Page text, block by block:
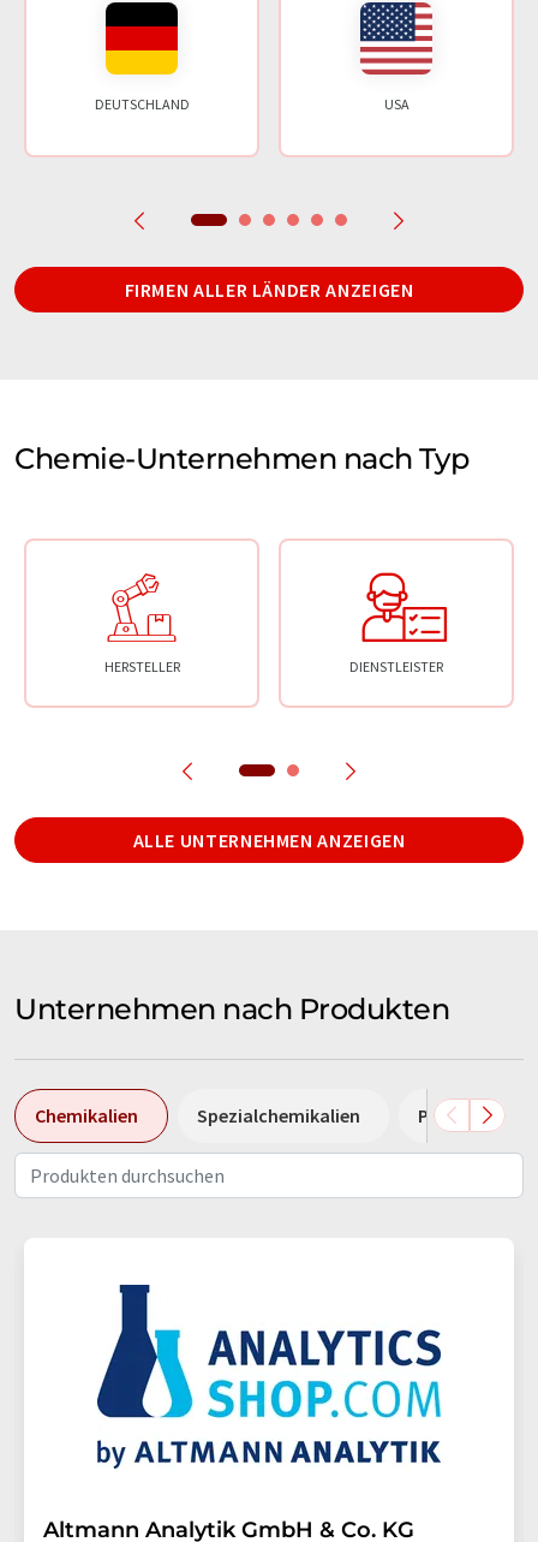
DEUTSCHLAND USA
FIRMEN ALLER LÄNDER ANZEIGEN
Chemie-Unternehmen nach Typ
HERSTELLER DIENSTLEISTER
ALLE UNTERNEHMEN ANZEIGEN
Unternehmen nach Produkten
Chemikalien Spezialchemikalien Pumpen
Altmann Analytik GmbH & Co. KG